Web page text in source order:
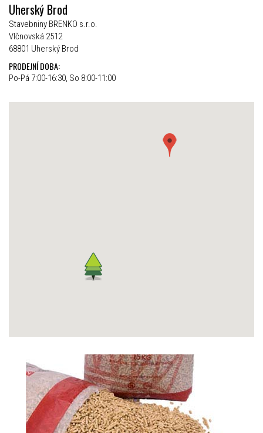
Uherský Brod
Stavebniny BRENKO s.r.o.
Vlčnovská 2512
68801 Uherský Brod
PRODEJNÍ DOBA:
Po-Pá 7:00-16:30, So 8:00-11:00